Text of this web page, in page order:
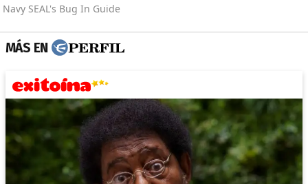
MÁS EN